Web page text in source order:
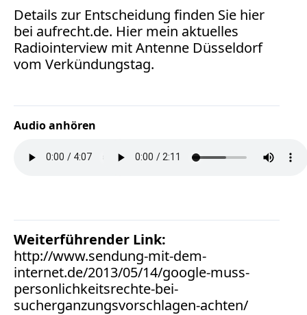
Details zur Entscheidung finden Sie hier
bei aufrecht.de. Hier mein aktuelles
Radiointerview mit Antenne Düsseldorf
vom Verkündungstag.
Audio anhören
Weiterführender Link:
http://www.sendung-mit-dem-
internet.de/2013/05/14/google-muss-
personlichkeitsrechte-bei-
sucherganzungsvorschlagen-achten/
Werbung
Wettbewerbsrecht
ZDF
print